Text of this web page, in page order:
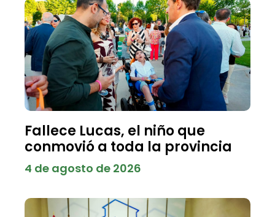
Fallece Lucas, el niño que
conmovió a toda la provincia
4 de agosto de 2026